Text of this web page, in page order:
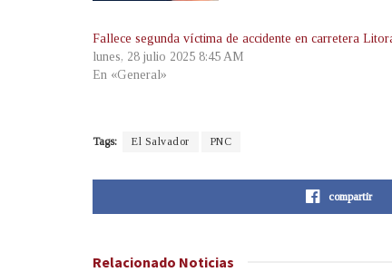
Fallece segunda víctima de accidente en carretera
lunes, 28 julio 2025 8:45 AM
En «General»
Tags: El Salvador PNC
compartir
Relacionado Noticias